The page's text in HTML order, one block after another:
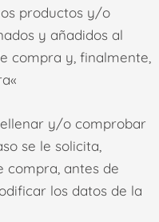
productos y/o
y añadidos al
compra y, finalmente,
«
y/o comprobar
se le solicita,
compra, antes de
los datos de la